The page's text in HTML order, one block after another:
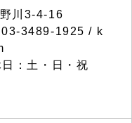
川3-4-16
3489-1925 / k
：土・日・祝